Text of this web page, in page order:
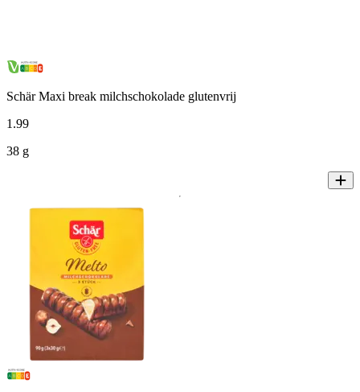
Schär Maxi break milchschokolade glutenvrij
1.99
38 g